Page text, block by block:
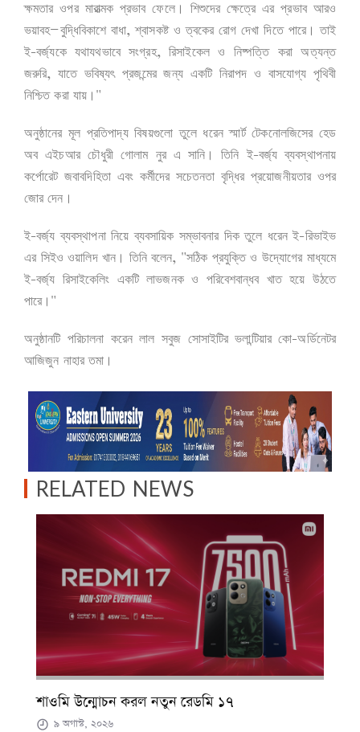
ক্ষমতার ওপর মারাত্মক প্রভাব ফেলে। শিশুদের ক্ষেত্রে এর প্রভাব আরও
ভয়াবহ—বুদ্ধিবিকাশে বাধা,শ্বাসকষ্ট ও ত্বকের রোগ দেখা দিতে পারে। তাই
ই-বর্জ্যকে যথাযথভাবে সংগ্রহ,রিসাইকেল ও নিষ্পত্তি করা
অত্যন্ত
জরুরি,যাতে ভবিষ্যৎ প্রজন্মের জন্য একটি নিরাপদ ও বাসযোগ্য পৃথিবী
নিশ্চিত করা যায়। "
অনুষ্ঠানের মূল প্রতিপাদ্য বিষয়গুলো তুলে ধরেন স্মার্ট টেকনোলজিসের হেড
অব এইচআর চৌধুরী গোলাম নুর এ সানি। তিনি ই-বর্জ্য ব্যবস্থাপনায়
কর্পোরেট জবাবদিহিতা এবং কর্মীদের সচেতনতা বৃদ্ধির প্রয়োজনীয়তার ওপর
জোর দেন।
ই-বর্জ্য ব্যবস্থাপনা নিয়ে ব্যবসায়িক সম্ভাবনার দিক তুলে ধরেন ই-রিভাইভ
এর সিইও ওয়ালিদ খান। তিনি বলেন, "সঠিক প্রযুক্তি ও উদ্যোগের মাধ্যমে
ই-বর্জ্য রিসাইকেলিং একটি লাভজনক ও পরিবেশবান্ধব খাত হয়ে উঠতে
পারে। "
অনুষ্ঠানটি পরিচালনা করেন লাল সবুজ সোসাইটির ভলান্টিয়ার কো-অর্ডিনেটর
আজিজুন নাহার তমা।
RELATED NEWS
শাওমি উন্মোচন করল নতুন রেডমি ১৭
৯ অগাস্ট, ২০২৬